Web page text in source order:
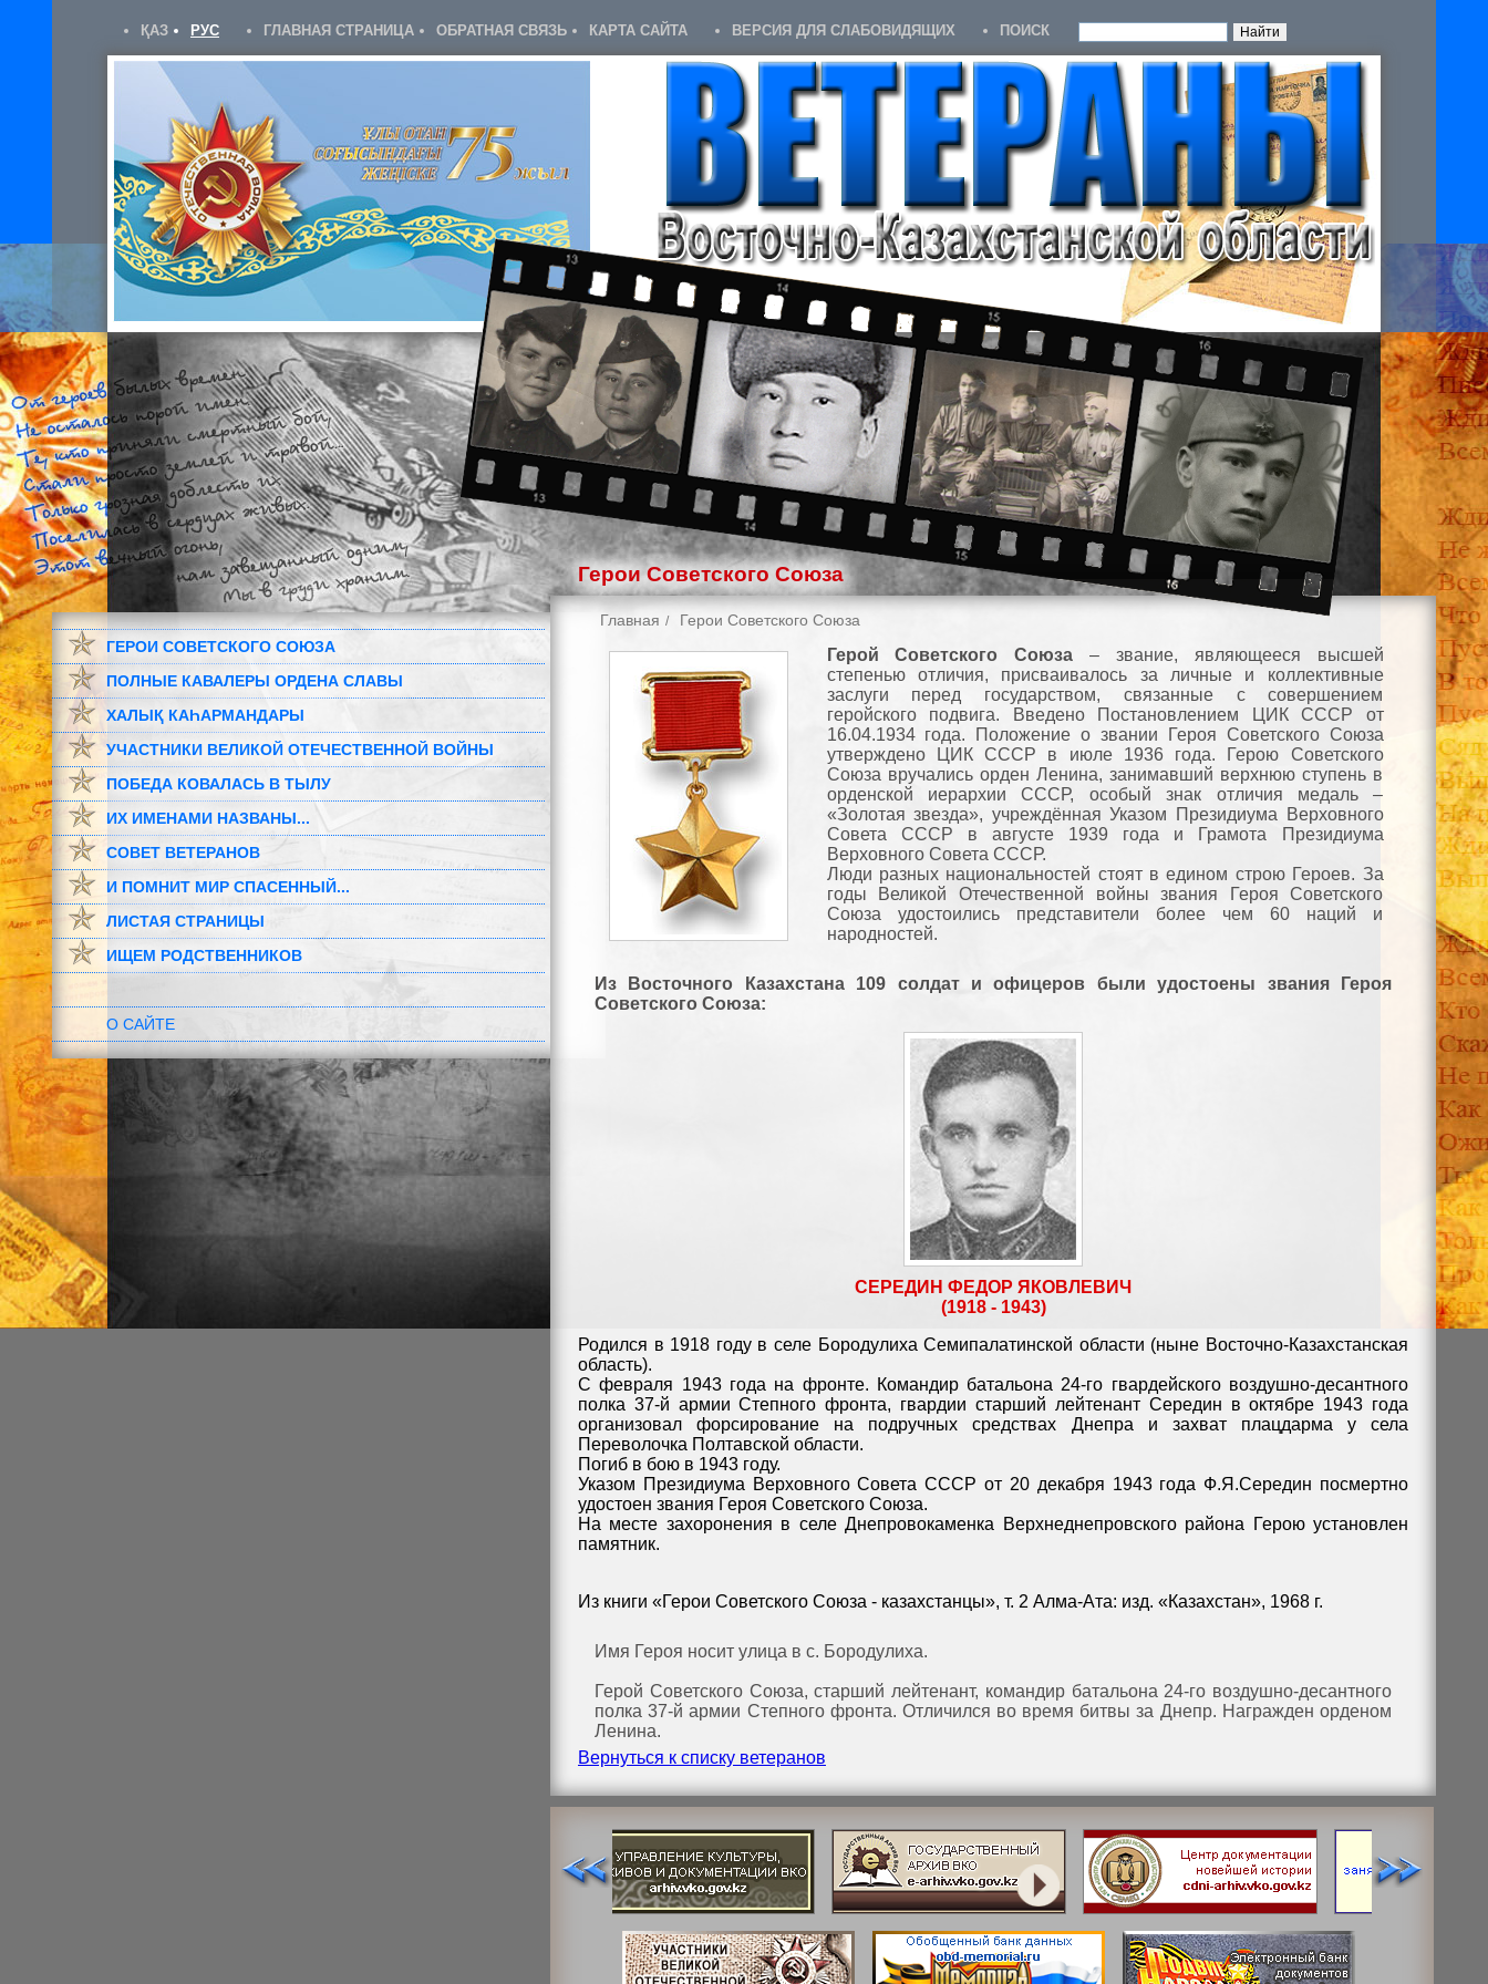
ҚАЗ РУС ГЛАВНАЯ СТРАНИЦА ОБРАТНАЯ СВЯЗЬ КАРТА САЙТА ВЕРСИЯ ДЛЯ СЛАБОВИДЯЩИХ ПОИСК
Герои Советского Союза
ГЕРОИ СОВЕТСКОГО СОЮЗА
ПОЛНЫЕ КАВАЛЕРЫ ОРДЕНА СЛАВЫ
ХАЛЫҚ КАҺАРМАНДАРЫ
УЧАСТНИКИ ВЕЛИКОЙ ОТЕЧЕСТВЕННОЙ ВОЙНЫ
ПОБЕДА КОВАЛАСЬ В ТЫЛУ
ИХ ИМЕНАМИ НАЗВАНЫ...
СОВЕТ ВЕТЕРАНОВ
И ПОМНИТ МИР СПАСЕННЫЙ...
ЛИСТАЯ СТРАНИЦЫ
ИЩЕМ РОДСТВЕННИКОВ
О САЙТЕ
Главная Герои Советского Союза
Герой Советского Союза – звание, являющееся высшей
степенью отличия, присваивалось за личные и коллективные
заслуги перед государством, связанные с совершением
геройского подвига. Введено Постановлением ЦИК СССР от
16.04.1934 года. Положение о звании Героя Советского Союза
утверждено ЦИК СССР в июле 1936 года. Герою Советского
Союза вручались орден Ленина, занимавший верхнюю ступень в
орденской иерархии СССР, особый знак отличия медаль –
«Золотая звезда», учреждённая Указом Президиума Верховного
Совета СССР в августе 1939 года и Грамота Президиума
Верховного Совета СССР.
Люди разных национальностей стоят в едином строю Героев. За
годы Великой Отечественной войны звания Героя Советского
Союза удостоились представители более чем 60 наций и
народностей.
Из Восточного Казахстана 109 солдат и офицеров были удостоены звания Героя
Советского Союза:
СЕРЕДИН ФЕДОР ЯКОВЛЕВИЧ
(1918 - 1943)
Родился в 1918 году в селе Бородулиха Семипалатинской области (ныне Восточно-Казахстанская
область).
С февраля 1943 года на фронте. Командир батальона 24-го гвардейского воздушно-десантного
полка 37-й армии Степного фронта, гвардии старший лейтенант Середин в октябре 1943 года
организовал форсирование на подручных средствах Днепра и захват плацдарма у села
Переволочка Полтавской области.
Погиб в бою в 1943 году.
Указом Президиума Верховного Совета СССР от 20 декабря 1943 года Ф.Я.Середин посмертно
удостоен звания Героя Советского Союза.
На месте захоронения в селе Днепровокаменка Верхнеднепровского района Герою установлен
памятник.
Из книги «Герои Советского Союза - казахстанцы», т. 2 Алма-Ата: изд. «Казахстан», 1968 г.
Имя Героя носит улица в с. Бородулиха.
Герой Советского Союза, старший лейтенант, командир батальона 24-го воздушно-десантного
полка 37-й армии Степного фронта. Отличился во время битвы за Днепр. Награжден орденом
Ленина.
Вернуться к списку ветеранов